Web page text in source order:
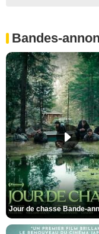
Bandes-
Jour de chasse Bande-